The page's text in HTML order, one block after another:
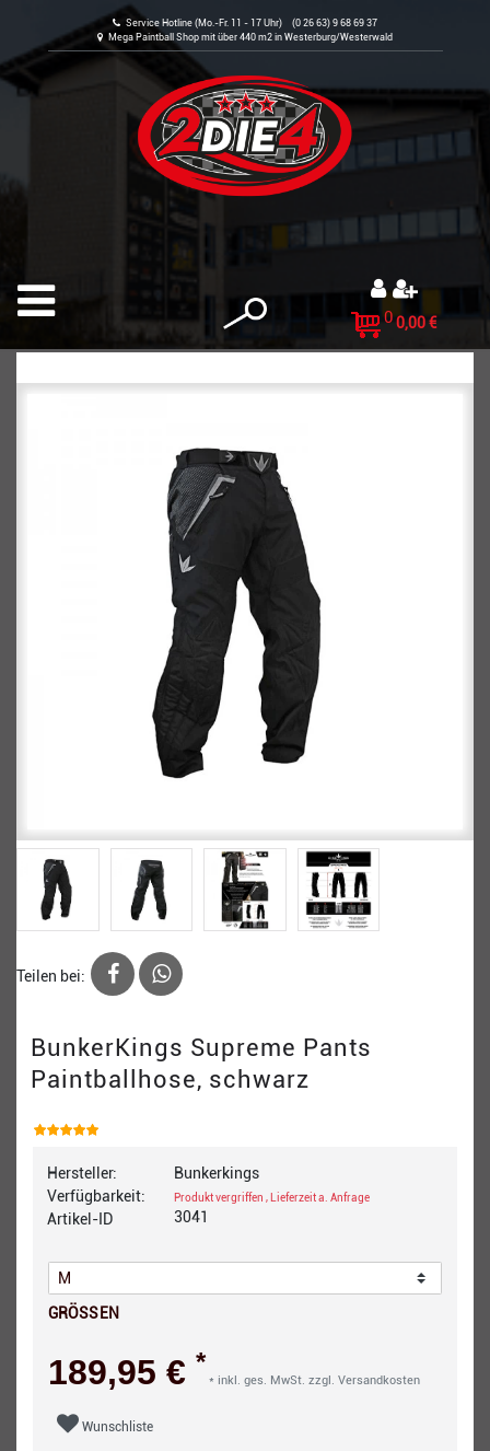
Service Hotline (Mo.-Fr. 11 - 17 Uhr) (0 26 63) 9 68 69 37
Mega Paintball Shop mit über 440 m2 in Westerburg/Westerwald
0 0,00 €
Teilen bei:
BunkerKings Supreme Pants
Paintballhose, schwarz
Hersteller:
Verfügbarkeit:
Artikel-ID
Bunkerkings
Produkt vergriffen , Lieferzeit a. Anfrage
3041
GRÖSSEN
189,95 € *
* inkl. ges. MwSt. zzgl. Versandkosten
Wunschliste